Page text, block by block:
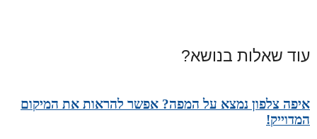
עוד שאלות בנושא?
איפה צלפון נמצא על המפה? אפשר להראות את המיקום
המדוייק!